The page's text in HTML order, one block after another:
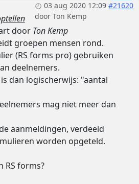
03 aug 2020 12:09 #21620
doorTon Kemp
door Ton Kemp
groepen mensen rond.
(RS forms pro) gebruiken
deelnemers.
dan logischerwijs: "aantal
mag niet meer dan
aanmeldingen, verdeeld
worden opgeteld.
RS forms?